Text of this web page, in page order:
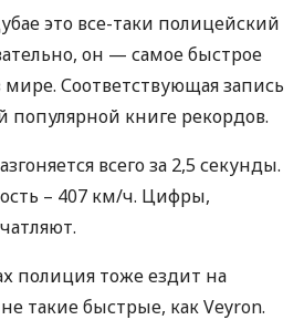
это все-таки полицейский
он — самое быстрое
мире. Соответствующая запись
популярной книге рекордов.
всего за 2,5 секунды.
– 407 км/ч. Цифры,
полиция тоже ездит на
такие быстрые, как Veyron.